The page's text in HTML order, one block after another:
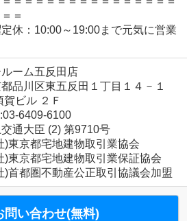
＝
休：10:00～19:00まで元気に営業
ーム五反田店
品川区東五反田１丁目１４－１
賀ビル ２Ｆ
6409-6100
交通大臣 (2) 第9710号
)東京都宅地建物取引業協会
)東京都宅地建物取引業保証協会
)首都圏不動産公正取引協議会加盟
問い合わせ(無料)